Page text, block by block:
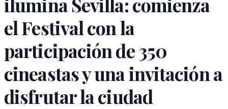
el Festival con la
participación de 350
cineastas y una invitación a
disfrutar la ciudad